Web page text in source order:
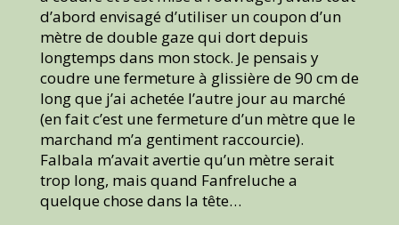
d’abord envisagé d’utiliser un coupon d’un
mètre de double gaze qui dort depuis
longtemps dans mon stock. Je pensais y
coudre une fermeture à glissière de 90 cm de
long que j’ai achetée l’autre jour au marché
(en fait c’est une fermeture d’un mètre que le
marchand m’a gentiment raccourcie).
Falbala m’avait avertie qu’un mètre serait
trop long, mais quand Fanfreluche a
quelque chose dans la tête…